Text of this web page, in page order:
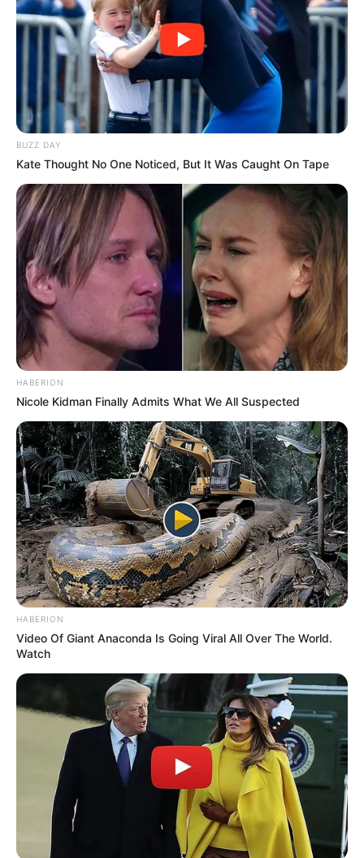
BUZZ DAY
Kate Thought No One Noticed, But It Was Caught On Tape
HABERION
Nicole Kidman Finally Admits What We All Suspected
HABERION
Video Of Giant Anaconda Is Going Viral All Over The World.
Watch